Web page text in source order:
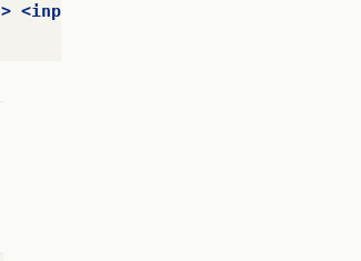
> <input